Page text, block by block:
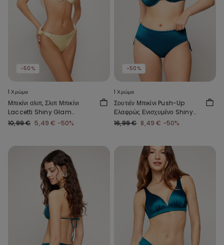
-50%
1 Χρώμα
Μπικίνι σλιπ, Σλιπ Μπικίνι
Laccetti Shiny Glam
Λευκοκίτρινο
10,99 € 5,49 € -50%
-50%
1 Χρώμα
Σουτιέν Μπικίνι Push-Up
Ελαφρώς Ενισχυμένο Shiny
Glam σε Μπλε Χρώμα
16,99 € 8,49 € -50%